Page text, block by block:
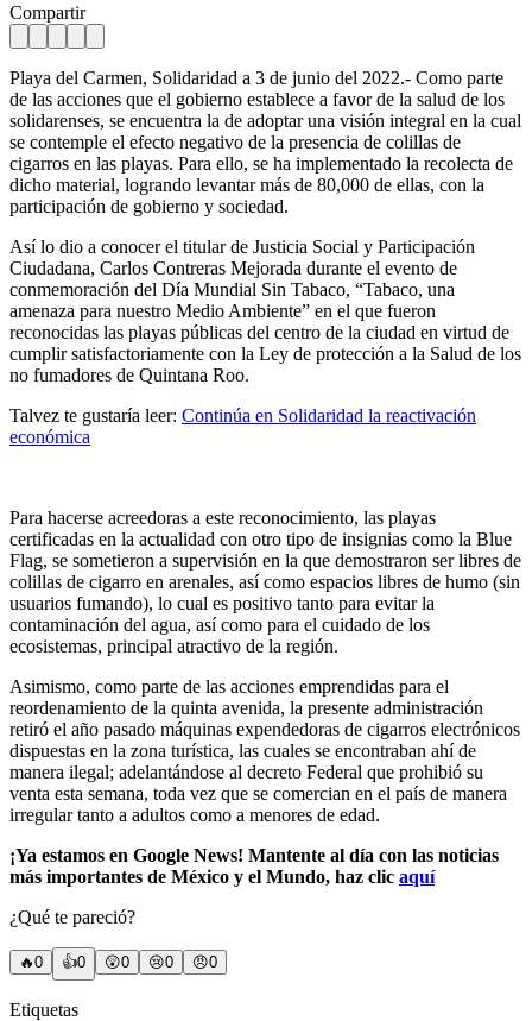
Compartir
Playa del Carmen, Solidaridad a 3 de junio del 2022.- Como parte
de las acciones que el gobierno establece a favor de la salud de los
solidarenses, se encuentra la de adoptar una visión integral en la cual
se contemple el efecto negativo de la presencia de colillas de
cigarros en las playas. Para ello, se ha implementado la recolecta de
dicho material, logrando levantar más de 80,000 de ellas, con la
participación de gobierno y sociedad.
Así lo dio a conocer el titular de Justicia Social y Participación
Ciudadana, Carlos Contreras Mejorada durante el evento de
conmemoración del Día Mundial Sin Tabaco, “Tabaco, una
amenaza para nuestro Medio Ambiente” en el que fueron
reconocidas las playas públicas del centro de la ciudad en virtud de
cumplir satisfactoriamente con la Ley de protección a la Salud de los
no fumadores de Quintana Roo.
Talvez te gustaría leer: Continúa en Solidaridad la reactivación
económica
Para hacerse acreedoras a este reconocimiento, las playas
certificadas en la actualidad con otro tipo de insignias como la Blue
Flag, se sometieron a supervisión en la que demostraron ser libres de
colillas de cigarro en arenales, así como espacios libres de humo (sin
usuarios fumando), lo cual es positivo tanto para evitar la
contaminación del agua, así como para el cuidado de los
ecosistemas, principal atractivo de la región.
Asimismo, como parte de las acciones emprendidas para el
reordenamiento de la quinta avenida, la presente administración
retiró el año pasado máquinas expendedoras de cigarros electrónicos
dispuestas en la zona turística, las cuales se encontraban ahí de
manera ilegal; adelantándose al decreto Federal que prohibió su
venta esta semana, toda vez que se comercian en el país de manera
irregular tanto a adultos como a menores de edad.
¡Ya estamos en Google News! Mantente al día con las noticias
más importantes de México y el Mundo, haz clic aquí
¿Qué te pareció?
🔥0 👍0 😲0 😢0 😠0
Etiquetas